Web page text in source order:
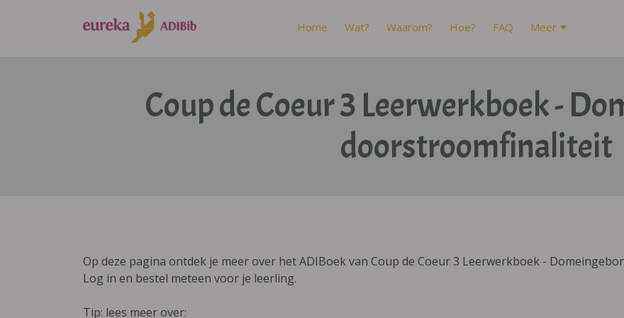
Home Wat? Waarom? Hoe? FAQ Meer
Coup de Coeur 3 Leerwerkboek -
doorstroomfinaliteit
Op deze pagina ontdek je meer over het ADIBoek van Coup de Coeur 3 Leerwerkboek -
Log in en bestel meteen voor je leerling.
Tip: lees meer over: